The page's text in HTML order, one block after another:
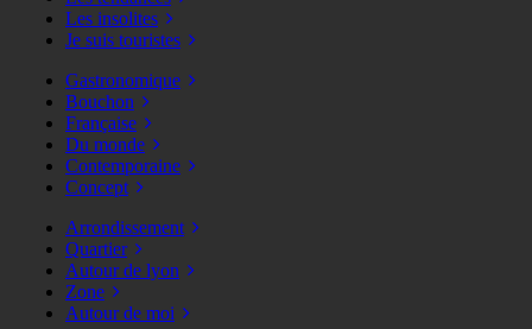
Les insolites
Je suis touristes
Gastronomique
Bouchon
Française
Du monde
Contemporaine
Concept
Arrondissement
Quartier
Autour de lyon
Zone
Autour de moi